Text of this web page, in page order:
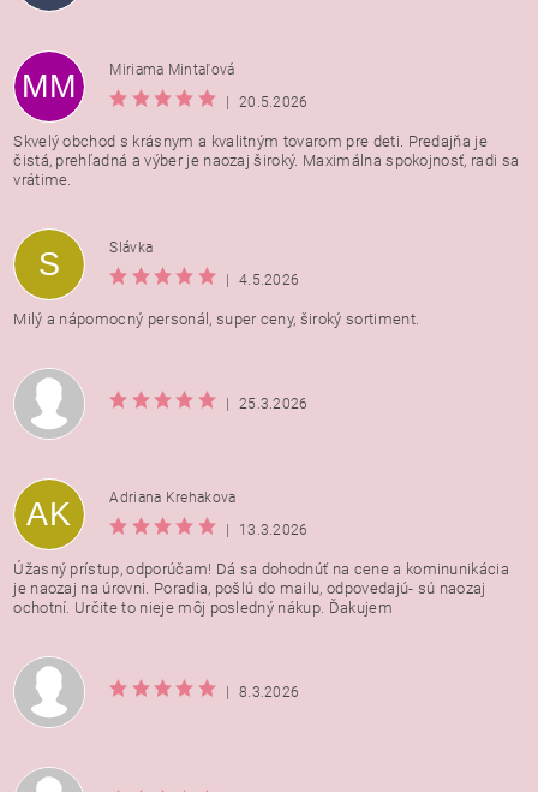
Vložením hodnotenie súhlasíte s
osobných údajov
MM
Miriama Mintaľová
|
20.5.2026
Skvelý obchod s krásnym a kvalitným tovarom pre deti. Predajňa je
čistá, prehľadná a výber je naozaj široký. Maximálna spokojnosť, radi sa
vrátime.
S
Slávka
|
4.5.2026
Milý a nápomocný personál, super ceny, široký sortiment.
| 25.3.2026
AK
Adriana Krehakova
|
13.3.2026
Úžasný prístup, odporúčam! Dá sa dohodnúť na cene a kominunikácia
je naozaj na úrovni. Poradia, pošlú do mailu, odpovedajú- sú naozaj
ochotní. Určite to nieje môj posledný nákup. Ďakujem
| 8.3.2026